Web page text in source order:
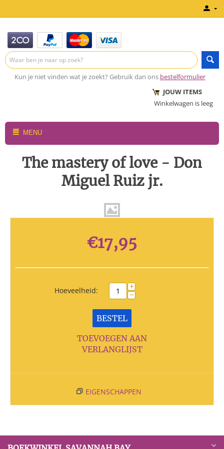
Kun je niet vinden wat je zoekt? Gebruik dan ons bestelformulier
JOUW ITEMS
Winkelwagen is leeg
MENU
The mastery of love - Don
Miguel Ruiz jr.
€17,95
Hoeveelheid: +
−
BESTEL
TOEVOEGEN AAN
VERLANGLIJST
EIGENSCHAPPEN